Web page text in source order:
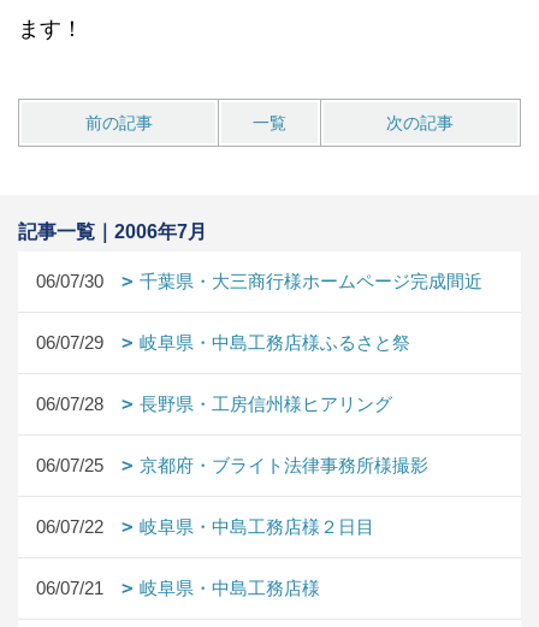
ます！
前の記事 一覧 次の記事
記事一覧｜2006年7月
06/07/30 千葉県・大三商行様ホームページ完成間近
06/07/29 岐阜県・中島工務店様ふるさと祭
06/07/28 長野県・工房信州様ヒアリング
06/07/25 京都府・ブライト法律事務所様撮影
06/07/22 岐阜県・中島工務店様２日目
06/07/21 岐阜県・中島工務店様